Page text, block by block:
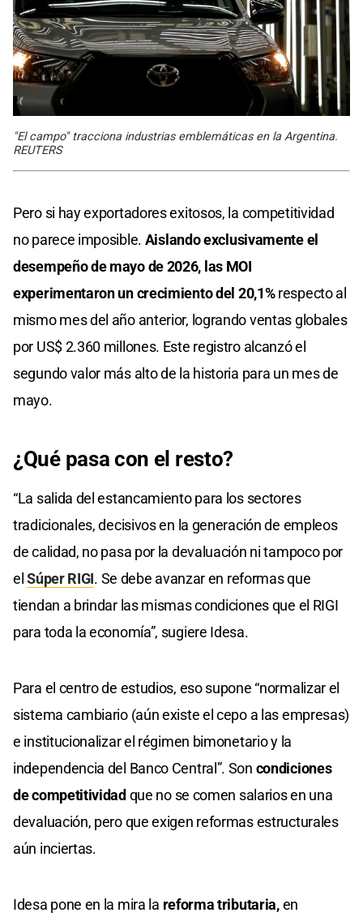
"El campo" tracciona industrias emblemáticas en la Argentina.
REUTERS
Pero si hay exportadores exitosos, la competitividad
no parece imposible. Aislando exclusivamente el
desempeño de mayo de 2026, las MOI
experimentaron un crecimiento del 20,1%respecto al
mismo mes del año anterior, logrando ventas globales
por US$ 2.360 millones. Este registro alcanzó el
segundo valor más alto de la historia para un mes de
mayo.
¿Qué pasa con el resto?
“La salida del estancamiento para los sectores
tradicionales, decisivos en la generación de empleos
de calidad, no pasa por la devaluación ni tampoco por
elSúper RIGI. Se debe avanzar en reformas que
tiendan a brindar las mismas condiciones que el RIGI
para toda la economía”, sugiere Idesa.
Para el centro de estudios, eso supone “normalizar el
sistema cambiario (aún existe el cepo a las empresas)
e institucionalizar el régimen bimonetario y la
independencia del Banco Central”. Son condiciones
de competitividad que no se comen salarios en una
devaluación, pero que exigen reformas estructurales
aún inciertas.
Idesa pone en la mira la reforma tributaria,en